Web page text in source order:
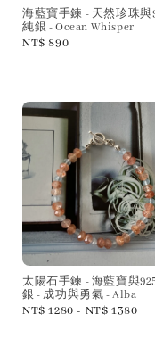
海藍寶手鍊 - 天然珍珠與
純銀 - Ocean Whisper
Regular
NT$ 890
太陽石手鍊 - 海藍寶與
銀 - 成功與勇氣 - Alba
Regular
NT$ 1280 - NT$ 1380